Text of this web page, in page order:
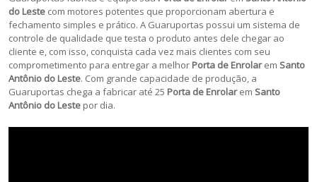
do Leste com motores potentes que proporcionam abertura e
fechamento simples e prático. A Guaruportas possui um sistema de
controle de qualidade que testa o produto antes dele chegar ao
cliente e, com isso, conquista cada vez mais clientes com seu
comprometimento para entregar a melhor Porta de Enrolarem Santo
Antônio do Leste. Com grande capacidade de produção, a
Guaruportas chega a fabricar até 25 Porta de Enrolarem Santo
Antônio do Leste por dia.